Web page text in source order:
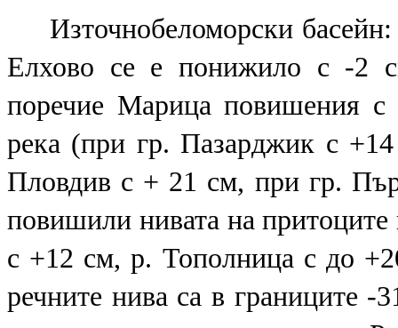
Източнобеломорски
Елхово се е понижило с -2
поречие Марица повишения с
река (при гр. Пазарджик с
Пловдив с + 21 см, при гр.
повишили нивата на
с +12 см, р. Тополница с до
речните нива са в границите -